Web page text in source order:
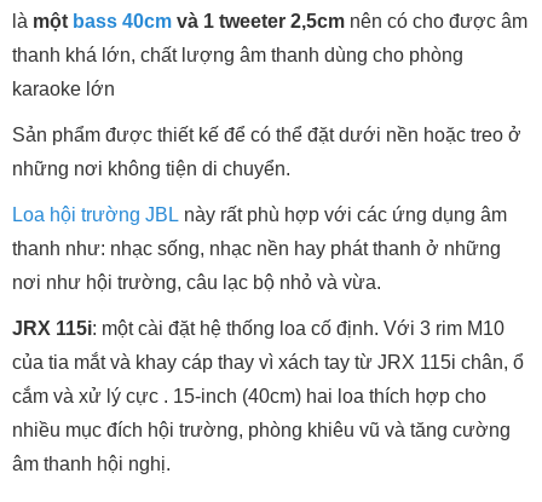
là một bass 40cm và 1 tweeter 2,5cm nên có cho được âm
thanh khá lớn, chất lượng âm thanh dùng cho phòng
karaoke lớn
Sản phẩm được thiết kế để có thể đặt dưới nền hoặc treo ở
những nơi không tiện di chuyển.
Loa hội trường JBL này rất phù hợp với các ứng dụng âm
thanh như: nhạc sống, nhạc nền hay phát thanh ở những
nơi như hội trường, câu lạc bộ nhỏ và vừa.
JRX 115i: một cài đặt hệ thống loa cố định. Với 3 rim M10
của tia mắt và khay cáp thay vì xách tay từ JRX 115i chân, ổ
cắm và xử lý cực . 15-inch (40cm) hai loa thích hợp cho
nhiều mục đích hội trường, phòng khiêu vũ và tăng cường
âm thanh hội nghị.